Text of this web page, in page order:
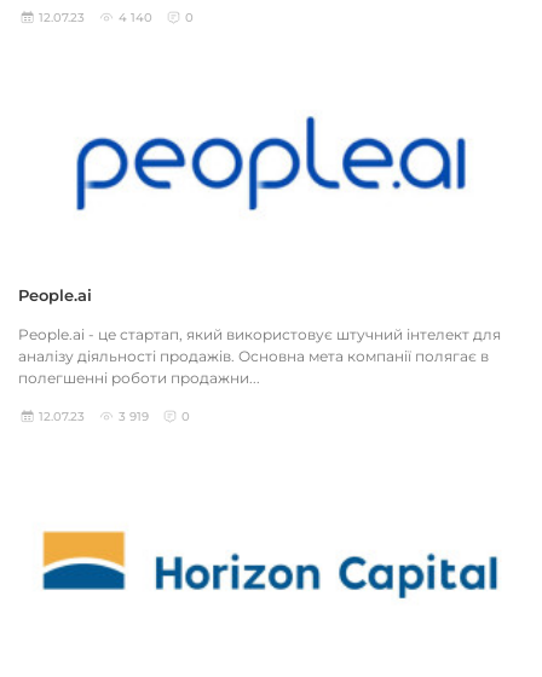
12.07.23 4 140 0
People.ai
People.ai - це стартап, який використовує штучний інтелект для
аналізу діяльності продажів. Основна мета компанії полягає в
полегшенні роботи продажни...
12.07.23 3 919 0